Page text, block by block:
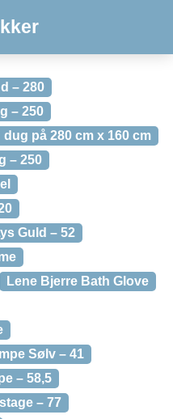
– 280
– 250
på 280 cm x 160 cm
– 250
Guld – 52
Lene Bjerre Bath Glove
Sølv – 41
– 58,5
– 77